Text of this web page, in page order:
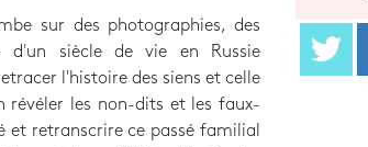
sur des photographies, des
d'un siècle de vie en Russie
l'histoire des siens et celle
révéler les non-dits et les faux-
retranscrire ce passé familial